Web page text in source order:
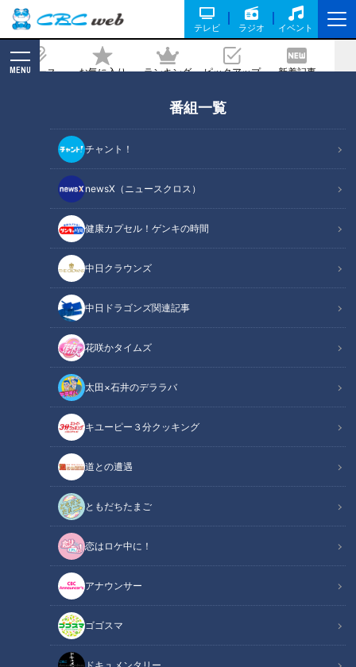
テレビ ラジオ イベント
ニュース お気に入り ランキング ピックアップ 新着記事
MENU
番組一覧
チャント！
newsX（ニュースクロス）
健康カプセル！ゲンキの時間
中日クラウンズ
中日ドラゴンズ関連記事
花咲かタイムズ
太田×石井のデララバ
キユーピー３分クッキング
道との遭遇
ともだちたまご
恋はロケ中に！
アナウンサー
ゴゴスマ
ドキュメンタリー
着！ 目からウロコの独自節約術とは
記事に戻る
1年間で100万円貯金した節約主婦に密着！ 目からウロコの独自節約術
この記事の画像